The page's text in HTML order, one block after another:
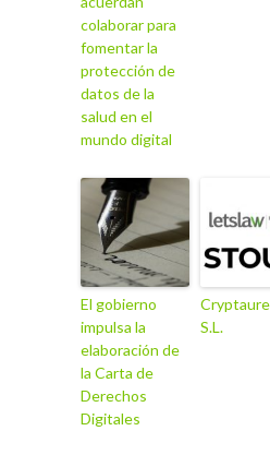
colaborar para
fomentar la
protección de
datos de la
salud en el
mundo digital
El gobierno
impulsa la
elaboración de
la Carta de
Derechos
Digitales
S.L.